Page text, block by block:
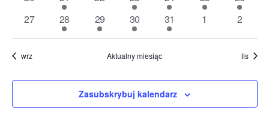
wydarzeniawydarzenia wydarzeniawydarzeniawydarzeniawydarzenie
0
wydarzenia
27
2
wydarzenia
28
1
wydarzenie
29
2
wydarzenia
30
2
wydarzenia
31
0
1
0
2
wrz Aktualny miesiąc lis
Zasubskrybuj kalendarz